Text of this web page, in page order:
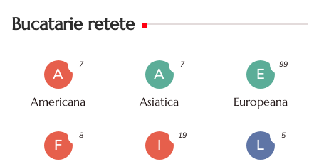
Bucatarie retete
A
Americana
7
A
Asiatica
7
E
Europeana
99
F
8
I
19
L
5